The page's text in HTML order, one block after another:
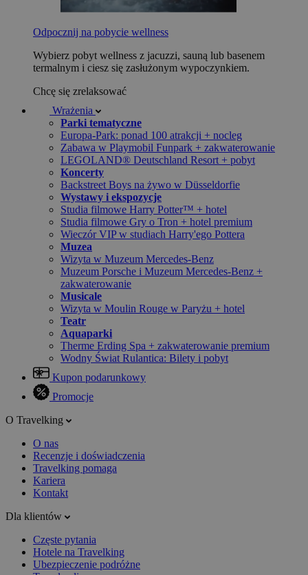
Odpocznij na pobycie wellness
Wybierz pobyt wellness z jacuzzi, sauną lub basenem
termalnym i ciesz się zasłużonym wypoczynkiem.
Chcę się zrelaksować
Wrażenia
Parki tematyczne
Europa-Park: ponad 100 atrakcji + nocleg
Zabawa w Playmobil Funpark + zakwaterowanie
LEGOLAND® Deutschland Resort + pobyt
Koncerty
Backstreet Boys na żywo w Düsseldorfie
Wystawy i ekspozycje
Studia filmowe Harry Potter™ + hotel
Studia filmowe Gry o Tron + hotel premium
Wieczór VIP w studiach Harry'ego Pottera
Muzea
Wizyta w Muzeum Mercedes-Benz
Muzeum Porsche i Muzeum Mercedes-Benz +
zakwaterowanie
Musicale
Wizyta w Moulin Rouge w Paryżu + hotel
Teatr
Aquaparki
Therme Erding Spa + zakwaterowanie premium
Wodny Świat Rulantica: Bilety i pobyt
Kupon podarunkowy
Promocje
O Travelking
O nas
Recenzje i doświadczenia
Travelking pomaga
Kariera
Kontakt
Dla klientów
Częste pytania
Hotele na Travelking
Ubezpieczenie podróżne